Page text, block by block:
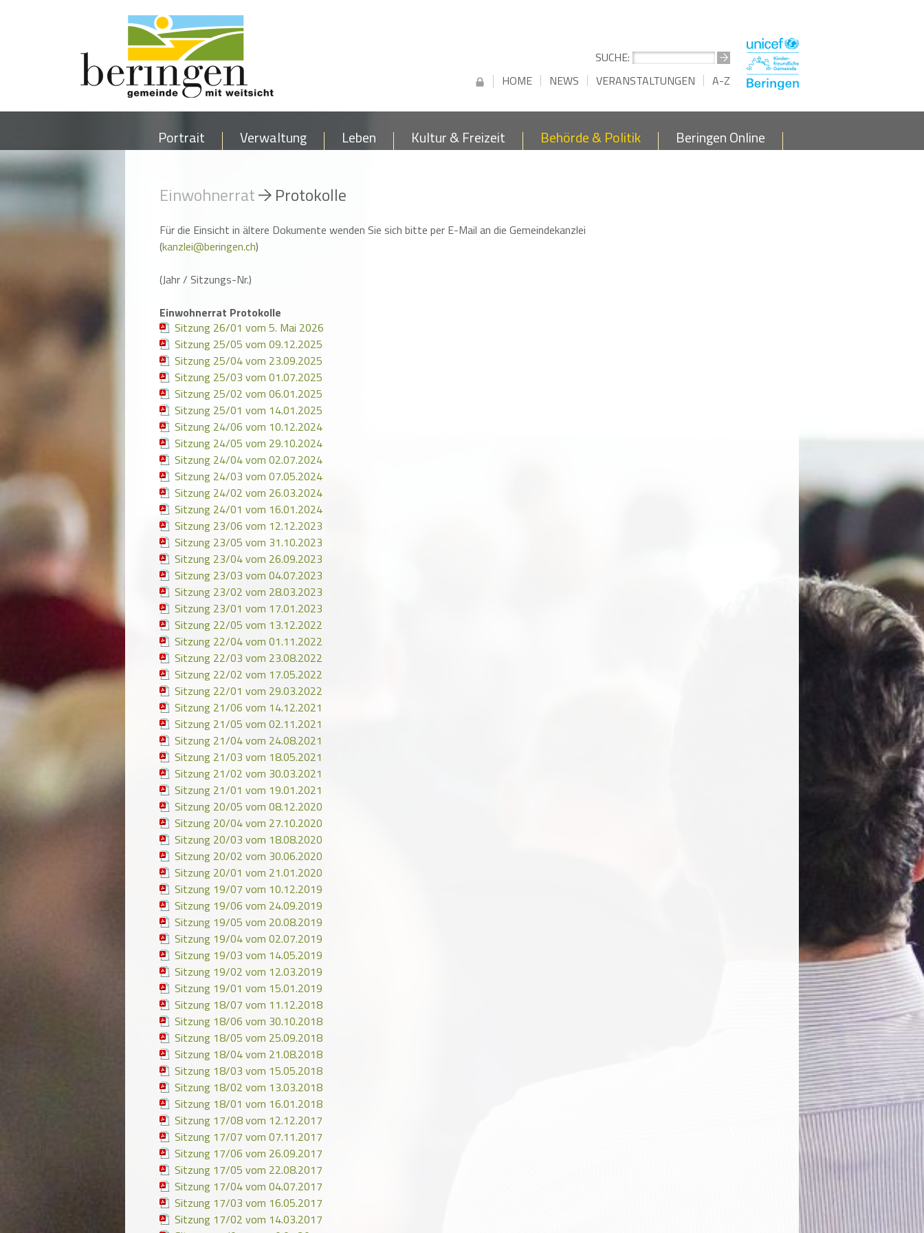
HOME NEWS VERANSTALTUNGEN A-Z
SUCHE:
Portrait Verwaltung Leben Kultur & Freizeit Behörde & Politik Beringen Online
Einwohnerrat Protokolle
Für die Einsicht in ältere Dokumente wenden Sie sich bitte per E-Mail an die Gemeindekanzlei
(kanzlei@beringen.ch)
(Jahr / Sitzungs-Nr.)
Einwohnerrat Protokolle
Sitzung 26/01 vom 5. Mai 2026
Sitzung 25/05 vom 09.12.2025
Sitzung 25/04 vom 23.09.2025
Sitzung 25/03 vom 01.07.2025
Sitzung 25/02 vom 06.01.2025
Sitzung 25/01 vom 14.01.2025
Sitzung 24/06 vom 10.12.2024
Sitzung 24/05 vom 29.10.2024
Sitzung 24/04 vom 02.07.2024
Sitzung 24/03 vom 07.05.2024
Sitzung 24/02 vom 26.03.2024
Sitzung 24/01 vom 16.01.2024
Sitzung 23/06 vom 12.12.2023
Sitzung 23/05 vom 31.10.2023
Sitzung 23/04 vom 26.09.2023
Sitzung 23/03 vom 04.07.2023
Sitzung 23/02 vom 28.03.2023
Sitzung 23/01 vom 17.01.2023
Sitzung 22/05 vom 13.12.2022
Sitzung 22/04 vom 01.11.2022
Sitzung 22/03 vom 23.08.2022
Sitzung 22/02 vom 17.05.2022
Sitzung 22/01 vom 29.03.2022
Sitzung 21/06 vom 14.12.2021
Sitzung 21/05 vom 02.11.2021
Sitzung 21/04 vom 24.08.2021
Sitzung 21/03 vom 18.05.2021
Sitzung 21/02 vom 30.03.2021
Sitzung 21/01 vom 19.01.2021
Sitzung 20/05 vom 08.12.2020
Sitzung 20/04 vom 27.10.2020
Sitzung 20/03 vom 18.08.2020
Sitzung 20/02 vom 30.06.2020
Sitzung 20/01 vom 21.01.2020
Sitzung 19/07 vom 10.12.2019
Sitzung 19/06 vom 24.09.2019
Sitzung 19/05 vom 20.08.2019
Sitzung 19/04 vom 02.07.2019
Sitzung 19/03 vom 14.05.2019
Sitzung 19/02 vom 12.03.2019
Sitzung 19/01 vom 15.01.2019
Sitzung 18/07 vom 11.12.2018
Sitzung 18/06 vom 30.10.2018
Sitzung 18/05 vom 25.09.2018
Sitzung 18/04 vom 21.08.2018
Sitzung 18/03 vom 15.05.2018
Sitzung 18/02 vom 13.03.2018
Sitzung 18/01 vom 16.01.2018
Sitzung 17/08 vom 12.12.2017
Sitzung 17/07 vom 07.11.2017
Sitzung 17/06 vom 26.09.2017
Sitzung 17/05 vom 22.08.2017
Sitzung 17/04 vom 04.07.2017
Sitzung 17/03 vom 16.05.2017
Sitzung 17/02 vom 14.03.2017